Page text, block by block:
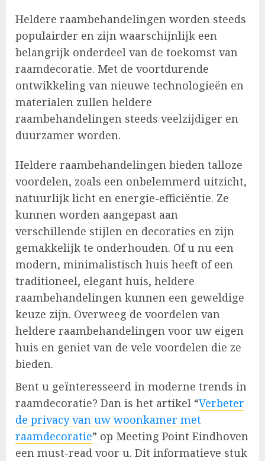
Heldere raambehandelingen worden steeds
populairder en zijn waarschijnlijk een
belangrijk onderdeel van de toekomst van
raamdecoratie. Met de voortdurende
ontwikkeling van nieuwe technologieën en
materialen zullen heldere
raambehandelingen steeds veelzijdiger en
duurzamer worden.
Heldere raambehandelingen bieden talloze
voordelen, zoals een onbelemmerd uitzicht,
natuurlijk licht en energie-efficiëntie. Ze
kunnen worden aangepast aan
verschillende stijlen en decoraties en zijn
gemakkelijk te onderhouden. Of u nu een
modern, minimalistisch huis heeft of een
traditioneel, elegant huis, heldere
raambehandelingen kunnen een geweldige
keuze zijn. Overweeg de voordelen van
heldere raambehandelingen voor uw eigen
huis en geniet van de vele voordelen die ze
bieden.
Bent u geïnteresseerd in moderne trends in
raamdecoratie? Dan is het artikel “Verbeter
de privacy van uw woonkamer met
raamdecoratie” op Meeting Point Eindhoven
een must-read voor u. Dit informatieve stuk